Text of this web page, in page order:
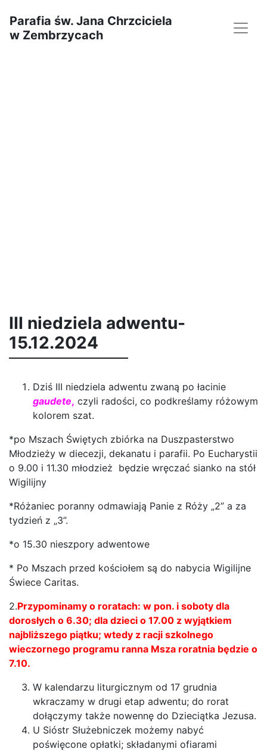
Parafia św. Jana Chrzciciela
w Zembrzycach
III niedziela adwentu-
15.12.2024
Dziś III niedziela adwentu zwaną po łacinie
gaudete, czyli radości, co podkreślamy różowym
kolorem szat.
*po Mszach Świętych zbiórka na Duszpasterstwo
Młodzieży w diecezji, dekanatu i parafii. Po Eucharystii
o 9.00 i 11.30 młodzież będzie wręczać sianko na stół
Wigilijny
*Różaniec poranny odmawiają Panie z Róży „2” a za
tydzień z „3”.
*o 15.30 nieszpory adwentowe
* Po Mszach przed kościołem są do nabycia Wigilijne
Świece Caritas.
2.Przypominamy o roratach: w pon. i soboty dla
dorosłych o 6.30; dla dzieci o 17.00 z wyjątkiem
najbliższego piątku; wtedy z racji szkolnego
wieczornego programu ranna Msza roratnia będzie o
7.10.
W kalendarzu liturgicznym od 17 grudnia
wkraczamy w drugi etap adwentu; do rorat
dołączymy także nowennę do Dzieciątka Jezusa.
U Sióstr Służebniczek możemy nabyć
poświęcone opłatki; składanymi ofiarami